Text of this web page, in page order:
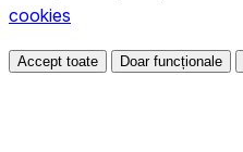
cookies
Accept toate Doar funcționale